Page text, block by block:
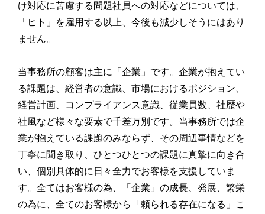
け対応に苦慮する問題社員への対応などについては、
「ヒト」を雇用する以上、今後も減少しそうにはあり
ません。
当事務所の顧客は主に「企業」です。企業が抱えてい
る課題は、経営者の意識、市場におけるポジション、
経営計画、コンプライアンス意識、従業員数、社歴や
社風など様々な要素で千差万別です。当事務所では企
業が抱えている課題のみならず、その周辺事情などを
丁寧に聞き取り、ひとつひとつの課題に真摯に向き合
い、個別具体的に日々全力でお客様を支援していま
す。全てはお客様の為、「企業」の成長、発展、繁栄
の為に、全てのお客様から「頼られる存在になる」こ